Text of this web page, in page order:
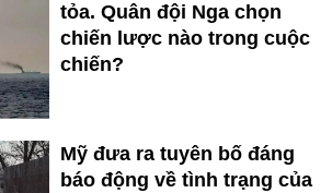
tỏa. Quân đội Nga chọn
chiến lược nào trong cuộc
chiến?
Mỹ đưa ra tuyên bố đáng
báo động về tình trạng của